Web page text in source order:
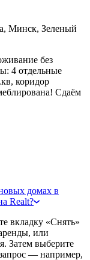
Минск, Зеленый
без
4 отдельные
коридор
Сдаём
домах в
Realt?
вкладку «Снять»
или
Затем выберите
— например,